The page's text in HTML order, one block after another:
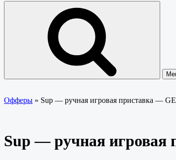
Офферы » Sup — ручная игровая приставка —
Sup — ручная